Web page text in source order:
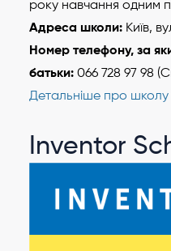
року навчання одним
Адреса школи: Київ,
Номер телефону, за
батьки: 066 728 97 98
Детальніше про школу
Inventor